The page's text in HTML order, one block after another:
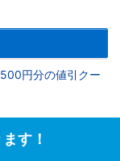
円分の値引クー
す！